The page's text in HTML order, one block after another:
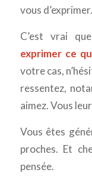
vous d’exprimer.
C’est vrai que
exprimer ce
votre cas,
ressentez,
aimez. Vous
Vous êtes
proches. Et
pensée.